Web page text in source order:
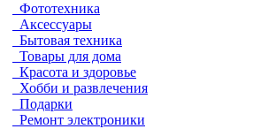
Фототехника
Аксессуары
Бытовая техника
Товары для дома
Красота и здоровье
Хобби и развлечения
Подарки
Ремонт электроники